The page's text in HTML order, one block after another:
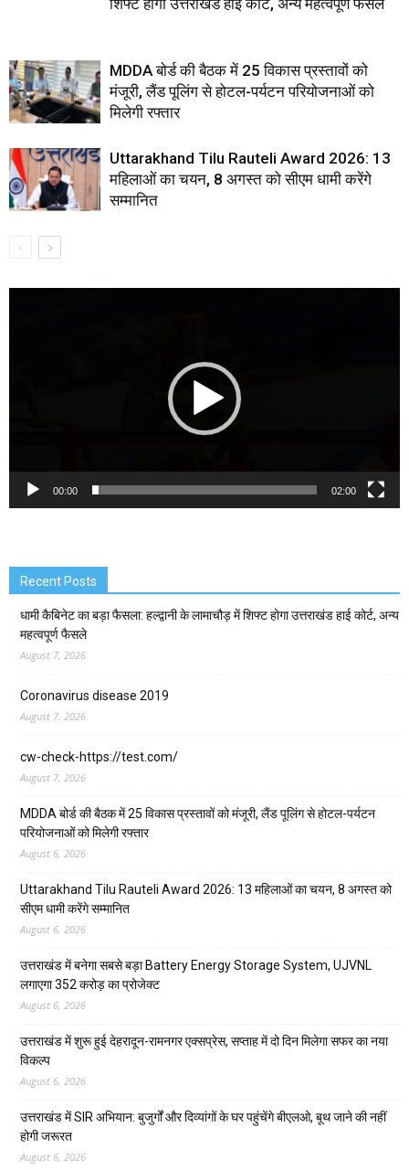
शिफ्ट होगा उत्तराखंड हाई कोर्ट, अन्य महत्वपूर्ण फैसले
MDDA बोर्ड की बैठक में 25 विकास प्रस्तावों को
मंजूरी, लैंड पूलिंग से होटल-पर्यटन परियोजनाओं को
मिलेगी रफ्तार
Uttarakhand Tilu Rauteli Award 2026: 13
महिलाओं का चयन, 8 अगस्त को सीएम धामी करेंगे
सम्मानित
00:00 02:00
Recent Posts
धामी कैबिनेट का बड़ा फैसला: हल्द्वानी के लामाचौड़ में शिफ्ट होगा उत्तराखंड हाई कोर्ट, अन्य
महत्वपूर्ण फैसले
August 7, 2026
Coronavirus disease 2019
August 7, 2026
cw-check-https://test.com/
August 7, 2026
MDDA बोर्ड की बैठक में 25 विकास प्रस्तावों को मंजूरी, लैंड पूलिंग से होटल-पर्यटन
परियोजनाओं को मिलेगी रफ्तार
August 6, 2026
Uttarakhand Tilu Rauteli Award 2026: 13 महिलाओं का चयन, 8 अगस्त को
सीएम धामी करेंगे सम्मानित
August 6, 2026
उत्तराखंड में बनेगा सबसे बड़ा Battery Energy Storage System, UJVNL
लगाएगा 352 करोड़ का प्रोजेक्ट
August 6, 2026
उत्तराखंड में शुरू हुई देहरादून-रामनगर एक्सप्रेस, सप्ताह में दो दिन मिलेगा सफर का नया
विकल्प
August 6, 2026
उत्तराखंड में SIR अभियान: बुजुर्गों और दिव्यांगों के घर पहुंचेंगे बीएलओ, बूथ जाने की नहीं
होगी जरूरत
August 6, 2026